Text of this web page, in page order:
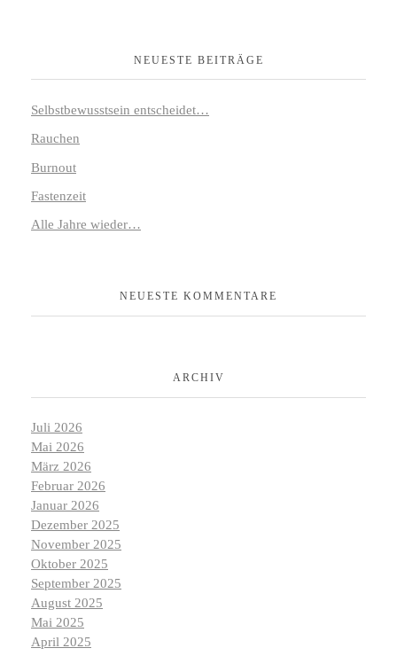
NEUESTE BEITRÄGE
Selbstbewusstsein entscheidet…
Rauchen
Burnout
Fastenzeit
Alle Jahre wieder…
NEUESTE KOMMENTARE
ARCHIV
Juli 2026
Mai 2026
März 2026
Februar 2026
Januar 2026
Dezember 2025
November 2025
Oktober 2025
September 2025
August 2025
Mai 2025
April 2025